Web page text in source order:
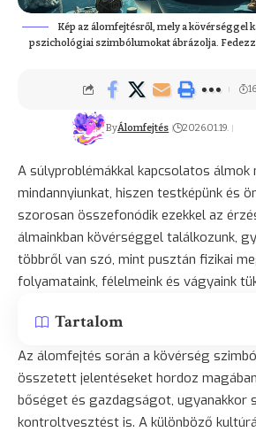
Kép az álomfejtésről, mely a kövérséggel
pszichológiai szimbólumokat ábrázolja.
ByÁlomfejtés 2026.01.19.
A súlyproblémákkal kapcsolatos álmok
mindannyiunkat, hiszen testképünk és
szorosan összefonódik ezekkel az
álmainkban kövérséggel találkozunk,
többről van szó, mint pusztán fizikai
folyamataink, félelmeink és vágyaink
Tartalom
Az álomfejtés során a kövérség
összetett jelentéseket hordoz
bőséget és gazdagságot, ugyanakkor
kontroltvesztést is. A különböző